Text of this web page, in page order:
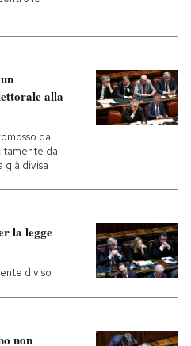
alla
da
da
già divisa
la legge
diviso
non